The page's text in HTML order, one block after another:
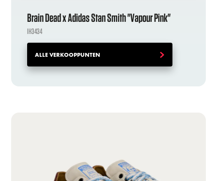
Brain Dead x Adidas Stan Smith "Vapour Pink"
IH3434
ALLE VERKOOPPUNTEN